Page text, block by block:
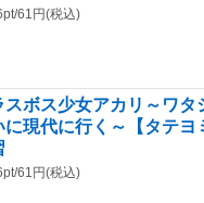
61円(税込)
スボス少女アカリ～ワタ
に現代に行く～【タテヨ
61円(税込)